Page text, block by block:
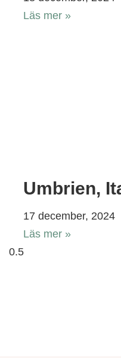
Läs mer »
Umbrien,
17 december, 2024
Läs mer »